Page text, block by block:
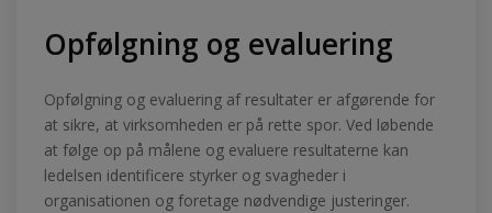
Opfølgning og evaluering
Opfølgning og evaluering af resultater er afgørende for
at sikre, at virksomheden er på rette spor. Ved løbende
at følge op på målene og evaluere resultaterne kan
ledelsen identificere styrker og svagheder i
organisationen og foretage nødvendige justeringer.